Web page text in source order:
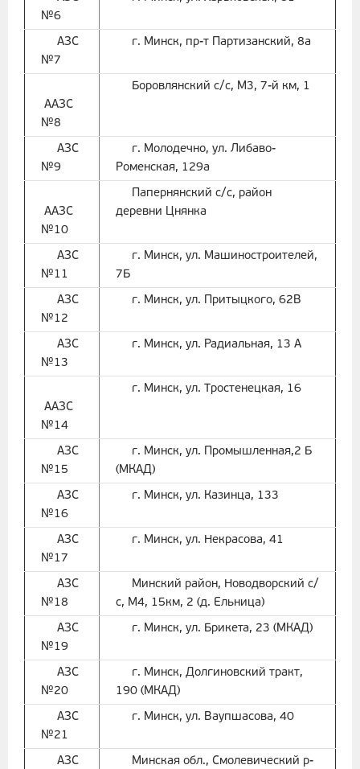
№6
АЗС
№7
г. Минск, пр-т Партизанский, 8а
ААЗС
№8
Боровлянский с/с, M3, 7-й км, 1
АЗС
№9
г. Молодечно, ул. Либаво-
Роменская, 129а
ААЗС
№10
Папернянский с/с, район
деревни Цнянка
АЗС
№11
г. Минск, ул. Машиностроителей,
7Б
АЗС
№12
г. Минск, ул. Притыцкого, 62В
АЗС
№13
г. Минск, ул. Радиальная, 13 А
ААЗС
№14
г. Минск, ул. Тростенецкая, 16
АЗС
№15
г. Минск, ул. Промышленная,2 Б
(МКАД)
АЗС
№16
г. Минск, ул. Казинца, 133
АЗС
№17
г. Минск, ул. Некрасова, 41
АЗС
№18
Минский район, Новодворский с/
с, М4, 15км, 2 (д. Ельница)
АЗС
№19
г. Минск, ул. Брикета, 23 (МКАД)
АЗС
№20
г. Минск, Долгиновский тракт,
190 (МКАД)
АЗС
№21
г. Минск, ул. Ваупшасова, 40
АЗС
Минская обл., Смолевический р-